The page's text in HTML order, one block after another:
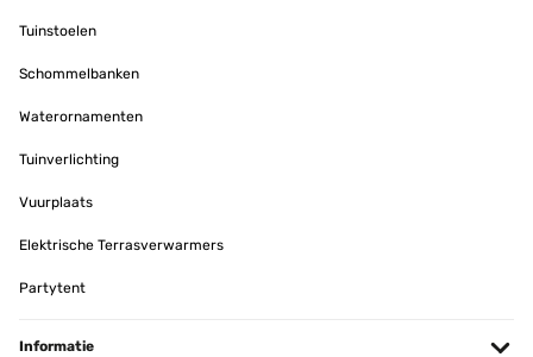
müssen allerdings zwei kleiner Löcher gebohrt werden, damit sich
Wohnung ein absoluter Blickfang. Sind wirklich ihr Geld wert. Klare
Tuinstoelen
Schommelbanken
Waterornamenten
Tuinverlichting
Vuurplaats
Elektrische Terrasverwarmers
Partytent
Informatie